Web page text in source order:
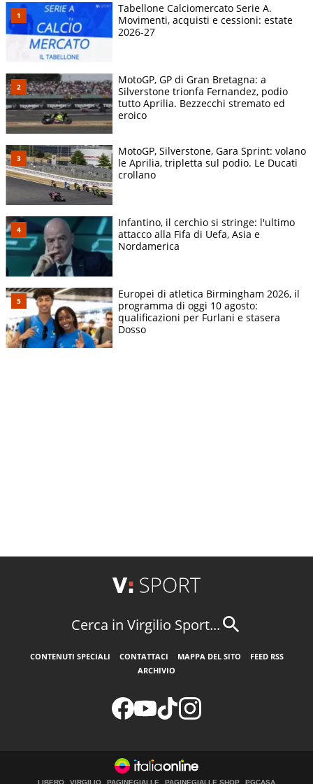
Tabellone Calciomercato Serie A.
Movimenti, acquisti e cessioni: estate
2026-27
MotoGP, GP di Gran Bretagna: a
Silverstone trionfa Fernandez, podio
tutto Aprilia. Bezzecchi stremato ed
eroico
MotoGP, Silverstone, Gara Sprint: volano
le Aprilia, tripletta sul podio. Le Ducati
crollano
Infantino, il cerchio si stringe: l'ultimo
attacco alla Fifa di Uefa, Asia e
Nordamerica
Europei di atletica Birmingham 2026, il
programma di oggi 10 agosto:
qualificazioni per Furlani e stasera
Dosso
Cerca in Virgilio Sport...
CONTENUTI SPECIALI CONTATTACI MAPPA DEL SITO
FEED RSS
ARCHIVIO
LIBERO VIRGILIO PAGINEGIALLE PAGINEGIALLE SHOP PGCASA